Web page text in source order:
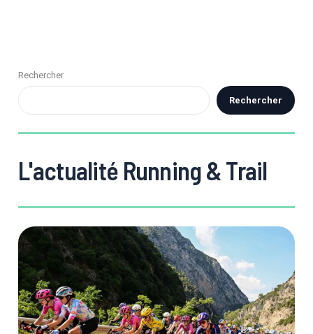
Rechercher
Rechercher
L'actualité Running & Trail